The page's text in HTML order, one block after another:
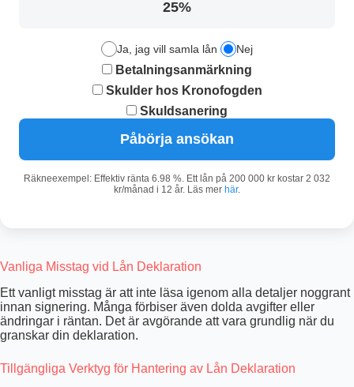
25%
Ja, jag vill samla lån Nej
Betalningsanmärkning
Skulder hos Kronofogden
Skuldsanering
Påbörja ansökan
Räkneexempel: Effektiv ränta 6.98 %. Ett lån på 200 000 kr kostar 2 032
kr/månad i 12 år. Läs mer här.
Vanliga Misstag vid Lån Deklaration
Ett vanligt misstag är att inte läsa igenom alla detaljer noggrant
innan signering. Många förbiser även dolda avgifter eller
ändringar i räntan. Det är avgörande att vara grundlig när du
granskar din deklaration.
Tillgängliga Verktyg för Hantering av Lån Deklaration